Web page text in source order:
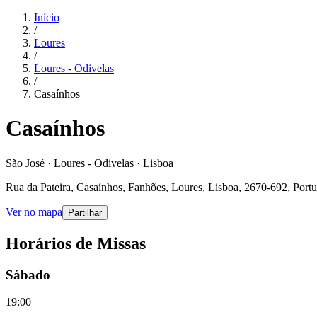
Início
/
Loures
/
Loures - Odivelas
/
Casaínhos
Casaínhos
São José · Loures - Odivelas · Lisboa
Rua da Pateira, Casaínhos, Fanhões, Loures, Lisboa, 2670-692,
Ver no mapa Partilhar
Horários de Missas
Sábado
19:00